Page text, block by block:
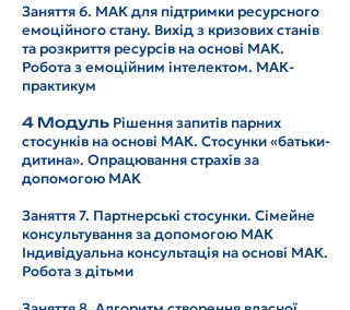
Заняття 6. МАК для підтримки ресурсного
емоційного стану. Вихід з кризових станів
та розкриття ресурсів на основі МАК.
Робота з емоційним інтелектом. МАК-
практикум
4 Модуль Рішення запитів парних
стосунків на основі МАК. Стосунки «батьки-
дитина». Опрацювання страхів за
допомогою МАК
Заняття 7. Партнерські стосунки. Сімейне
консультування за допомогою МАК
Індивідуальна консультація на основі МАК.
Робота з дітьми